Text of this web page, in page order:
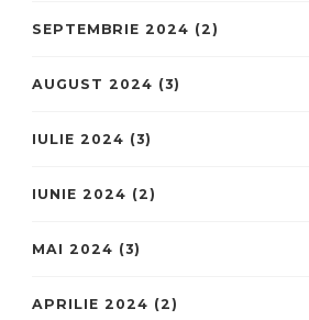
SEPTEMBRIE 2024 (2)
AUGUST 2024 (3)
IULIE 2024 (3)
IUNIE 2024 (2)
MAI 2024 (3)
APRILIE 2024 (2)